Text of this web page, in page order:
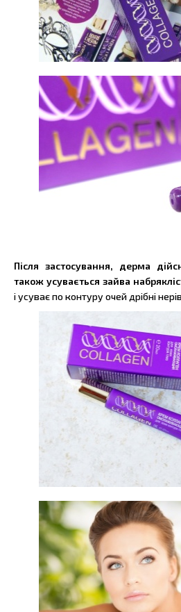
Після застосування, дерма
також усувається зайва
і усуває по контуру очей дрібні